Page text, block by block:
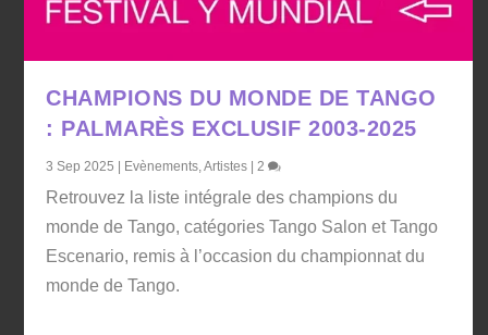
CHAMPIONS DU MONDE DE TANGO
: PALMARÈS EXCLUSIF 2003-2025
3 Sep 2025 | Evènements ,Artistes | 2
Retrouvez la liste intégrale des champions du
monde de Tango, catégories Tango Salon et Tango
Escenario, remis à l’occasion du championnat du
monde de Tango.